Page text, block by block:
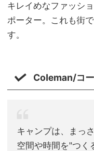
キレイめなファッシ
ポーター。これも街
す。
Coleman/コ
キャンプは、まっ
空間や時間を"つく